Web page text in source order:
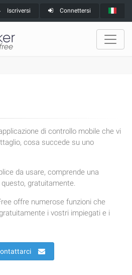
Iscriversi Connettersi
di controllo mobile che vi
cosa succede su uno
da usare, comprende una
gratuitamente.
offre numerose funzioni che
i vostri impiegati e i